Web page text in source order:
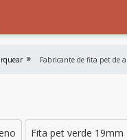
Fabricante de fita pet de
Fita pet verde 19mm